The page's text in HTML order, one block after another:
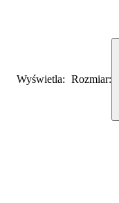
Wyświetla: Rozmiar: